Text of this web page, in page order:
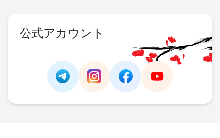
公式アカウント
Link - https://t.me/https://
Link -